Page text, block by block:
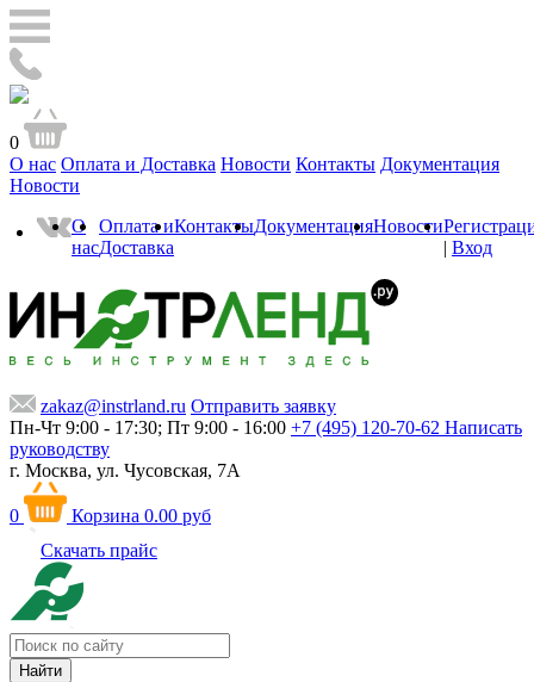
0
О нас Оплата и Доставка Новости Контакты Документация
Новости
О
нас
Оплата и
Доставка
КонтактыДокументацияНовости
| Вход
zakaz@instrland.ru Отправить заявку
Пн-Чт 9:00 - 17:30; Пт 9:00 - 16:00 +7 (495) 120-70-62 Написать
руководству
г. Москва, ул. Чусовская, 7А
0 Корзина 0.00 руб
Скачать прайс